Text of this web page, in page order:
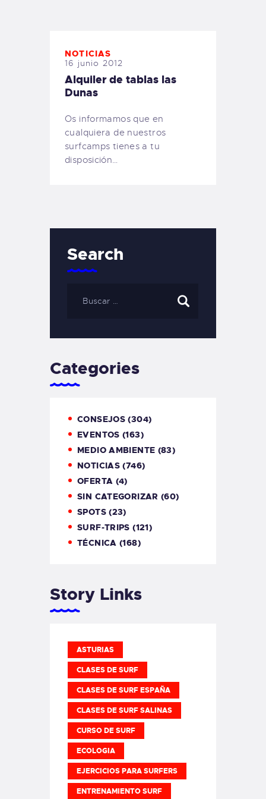
NOTICIAS
16 junio 2012
Alquiler de tablas las
Dunas
Os informamos que en
cualquiera de nuestros
surfcamps tienes a tu
disposición…
Search
Categories
CONSEJOS (304)
EVENTOS (163)
MEDIO AMBIENTE (83)
NOTICIAS (746)
OFERTA (4)
SIN CATEGORIZAR (60)
SPOTS(23)
SURF-TRIPS (121)
TÉCNICA (168)
Story Links
ASTURIAS
CLASES DE SURF
CLASES DE SURF ESPAÑA
CLASES DE SURF SALINAS
CURSO DE SURF
ECOLOGIA
EJERCICIOS PARA SURFERS
ENTRENAMIENTO SURF